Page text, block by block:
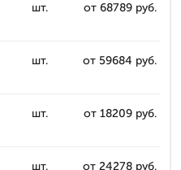
шт. от 68789 руб.
шт. от 59684 руб.
шт. от 18209 руб.
шт. от 24278 руб.